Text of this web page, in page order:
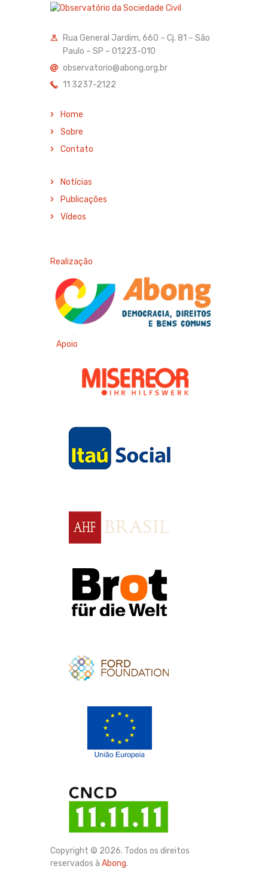
Rua General Jardim, 660 – Cj. 81 – São
Paulo – SP – 01223-010
observatorio@abong.org.br
11 3237-2122
Home
Sobre
Contato
Notícias
Publicações
Vídeos
Realização
Apoio
Copyright © 2026. Todos os direitos
reservados à Abong.